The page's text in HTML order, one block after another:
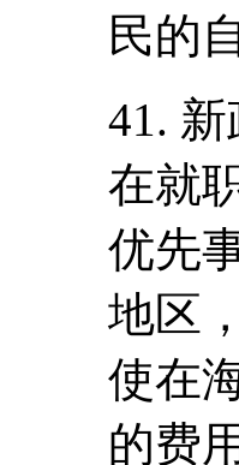
民的
41.
在就
优先
地区
使在
的费